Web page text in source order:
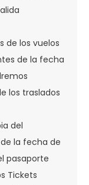
de los vuelos
de la fecha
los traslados
del
la fecha de
pasaporte
Tickets